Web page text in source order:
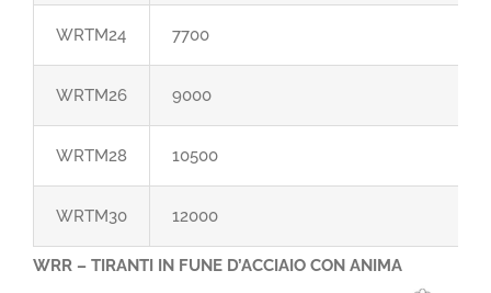
WRTM24 7700
WRTM26 9000
WRTM28 10500
WRTM30 12000
WRR – TIRANTI IN FUNE D’ACCIAIO CON ANIMA